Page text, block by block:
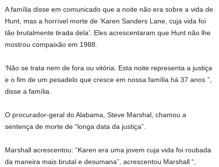
A família disse em comunicado que a noite não era sobre a vida de
Hunt, mas a horrível morte de ‘Karen Sanders Lane, cuja vida foi
tão brutalmente tirada dela’. Eles acrescentaram que Hunt não lhe
mostrou compaixão em 1988.
‘Não se trata nem de fora ou vitória. Esta noite representa a justiça
e o fim de um pesadelo que cresce em nossa família há 37 anos ”,
disse a família.
O procurador-geral do Alabama, Steve Marshal, chamou a
sentença de morte de “longa data da justiça”.
Marshall acrescentou: “Karen era uma jovem cuja vida foi roubada
da maneira mais brutal e desumana”, acrescentou Marshall “,